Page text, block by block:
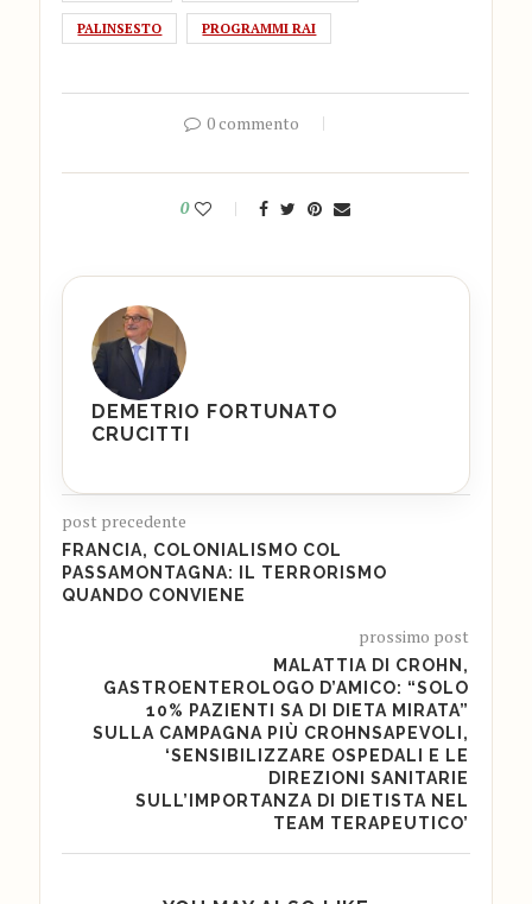
PALINSESTO PROGRAMMI RAI
0 commento
0
DEMETRIO FORTUNATO
CRUCITTI
post precedente
FRANCIA, COLONIALISMO COL
PASSAMONTAGNA: IL TERRORISMO
QUANDO CONVIENE
prossimo post
MALATTIA DI CROHN,
GASTROENTEROLOGO D’AMICO: “SOLO
10% PAZIENTI SA DI DIETA MIRATA”
SULLA CAMPAGNA PIÙ CROHNSAPEVOLI,
‘SENSIBILIZZARE OSPEDALI E LE
DIREZIONI SANITARIE
SULL’IMPORTANZA DI DIETISTA NEL
TEAM TERAPEUTICO’